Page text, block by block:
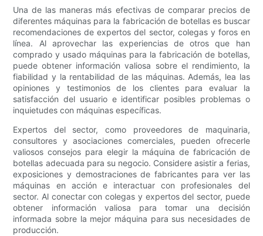
Una de las maneras más efectivas de comparar precios de
diferentes máquinas para la fabricación de botellas es buscar
recomendaciones de expertos del sector, colegas y foros en
línea. Al aprovechar las experiencias de otros que han
comprado y usado máquinas para la fabricación de botellas,
puede obtener información valiosa sobre el rendimiento, la
fiabilidad y la rentabilidad de las máquinas. Además, lea las
opiniones y testimonios de los clientes para evaluar la
satisfacción del usuario e identificar posibles problemas o
inquietudes con máquinas específicas.
Expertos del sector, como proveedores de maquinaria,
consultores y asociaciones comerciales, pueden ofrecerle
valiosos consejos para elegir la máquina de fabricación de
botellas adecuada para su negocio. Considere asistir a ferias,
exposiciones y demostraciones de fabricantes para ver las
máquinas en acción e interactuar con profesionales del
sector. Al conectar con colegas y expertos del sector, puede
obtener información valiosa para tomar una decisión
informada sobre la mejor máquina para sus necesidades de
producción.